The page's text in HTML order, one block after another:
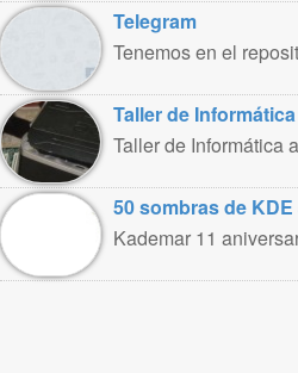
un ..
Telegram
Tenemos en el
Taller de
Taller de Informática
50 sombras de KDE
Kademar 11